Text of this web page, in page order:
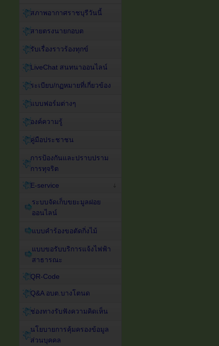
สภาพอากาศราชบุรีวันนี้
สายตรงนายกอบต
รับเรื่องราวร้องทุกข์
LiveChat สนทนาออนไลน์
ระเบียบ/กฏหมายที่เกี่ยวข้อง
แบบฟอร์มต่างๆ
องค์ความรู้
คู่มือประชาชน
การป้องกันและปราบปราม
การทุจริต
E-service
ระบบจัดเก็บขยะมูลฝอย
ออนไลน์
แบบคำร้องขอตัดกิ่งไม้
แบบขอรับบริการแจ้งไฟฟ้า
สาธารณะ
QR-Code
Q&A อบต.บางโตนด
ช่องทางรับฟังความคิดเห็น
นโยบายการคุ้มครองข้อมูล
ส่วนบุคคล